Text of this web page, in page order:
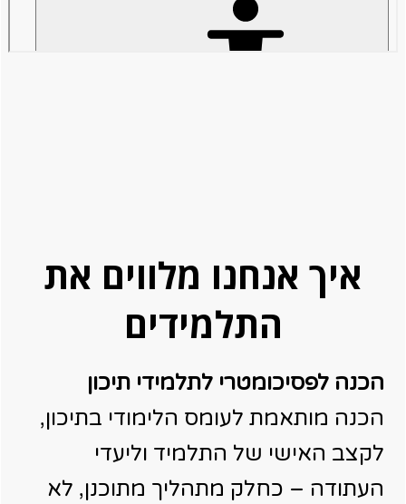
איך אנחנו מלווים את
התלמידים
הכנה לפסיכומטרי לתלמידי תיכון
הכנה מותאמת לעומס הלימודי בתיכון,
לקצב האישי של התלמיד וליעדי
העתודה – כחלק מתהליך מתוכנן, לא